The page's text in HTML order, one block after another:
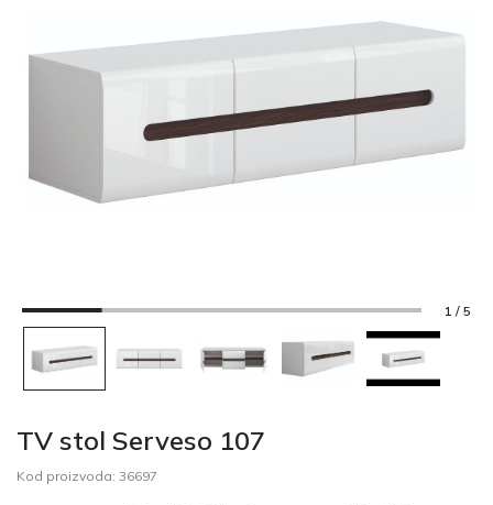
Nije potrebno plaćanje unaprijed
Besplatan povrat unutar 365 dana
01 8000 383
1 / 5
TV stol Serveso 107
Kod proizvoda: 36697